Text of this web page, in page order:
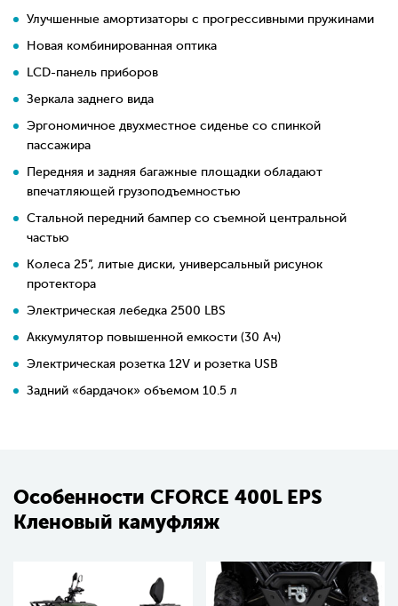
Улучшенные амортизаторы с прогрессивными пружинами
Новая комбинированная оптика
LCD-панель приборов
Зеркала заднего вида
Эргономичное двухместное сиденье со спинкой
пассажира
Передняя и задняя багажные площадки обладают
впечатляющей грузоподъемностью
Стальной передний бампер со съемной центральной
частью
Колеса 25”, литые диски, универсальный рисунок
протектора
Электрическая лебедка 2500 LBS
Аккумулятор повышенной емкости (30 Ач)
Электрическая розетка 12V и розетка USB
Задний «бардачок» объемом 10.5 л
Особенности CFORCE 400L EPS
Кленовый камуфляж